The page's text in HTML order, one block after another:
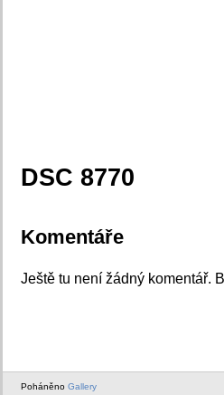
DSC 8770
Komentáře
Ještě tu není žádný komentář.
Poháněno Gallery